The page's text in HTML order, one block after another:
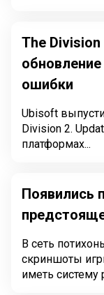
The Division
ошибки
Ubisoft
Division 2.
платформах...
Появились
В сеть
скриншоты
иметь систему